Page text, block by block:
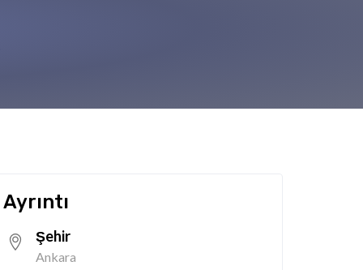
Ayrıntı
Şehir
Ankara